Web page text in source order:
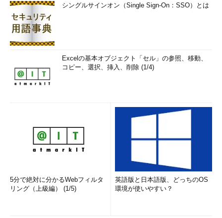
シングルサインオン（Single Sign-On：SSO）とは
Excelの基本オブジェクト「セル」の参照、移動、
コピー、選択、挿入、削除 (1/4)
5分で絶対に分かるWebフィルタ
リング（上級編） (1/5)
英語版と日本語版、どっちのOS
環境が使いやすい？